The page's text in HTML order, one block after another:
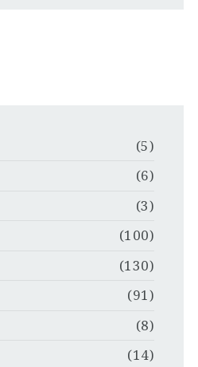
(5)
(6)
(3)
(100)
(130)
(91)
(8)
(14)